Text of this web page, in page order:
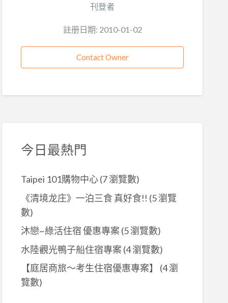
刊登者
註册日期: 2010-01-02
Contact Owner
今日最熱門
Taipei 101購物中心(7 瀏覽數)
《清境龙庄》一泊三食 真好食!! (5 瀏覽
數)
沐戀~綠活住宿 優惠專案 (5 瀏覽數)
水陸觀光鴨子船住宿專案 (4 瀏覽數)
【庭居商旅～考生住宿優惠專案】
(4 瀏
覽數)